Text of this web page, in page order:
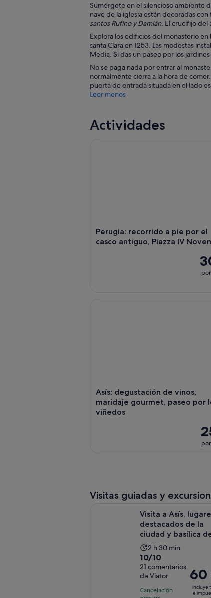
Sumérgete en el silencioso ambiente
nave de la iglesia están decoradas
santos Rufino y Damián. El crucifijo del
Explora los edificios del monasterio
santa Clara en 1253. Las modestas
Media. Si das un paseo por los
No se paga nada por entrar al
normalmente cierra a la hora de
puerta de entrada situada en el lado
Leer menos
Actividades
Perugia: recorrido a pie por el
casco antiguo, Piazza IV
Asís: degustación de vinos,
maridaje gourmet, paseo por
viñedos
Visitas guiadas y
Visita a Asís,
destacados de la
ciudad y basílica
San Francisco
La
duración
de
la
actividad
2 h 30 min
10.0
sobre
10
con
10/10
21 comentarios
de Viator
Cancelación
El
precio
es
60
incluye
e